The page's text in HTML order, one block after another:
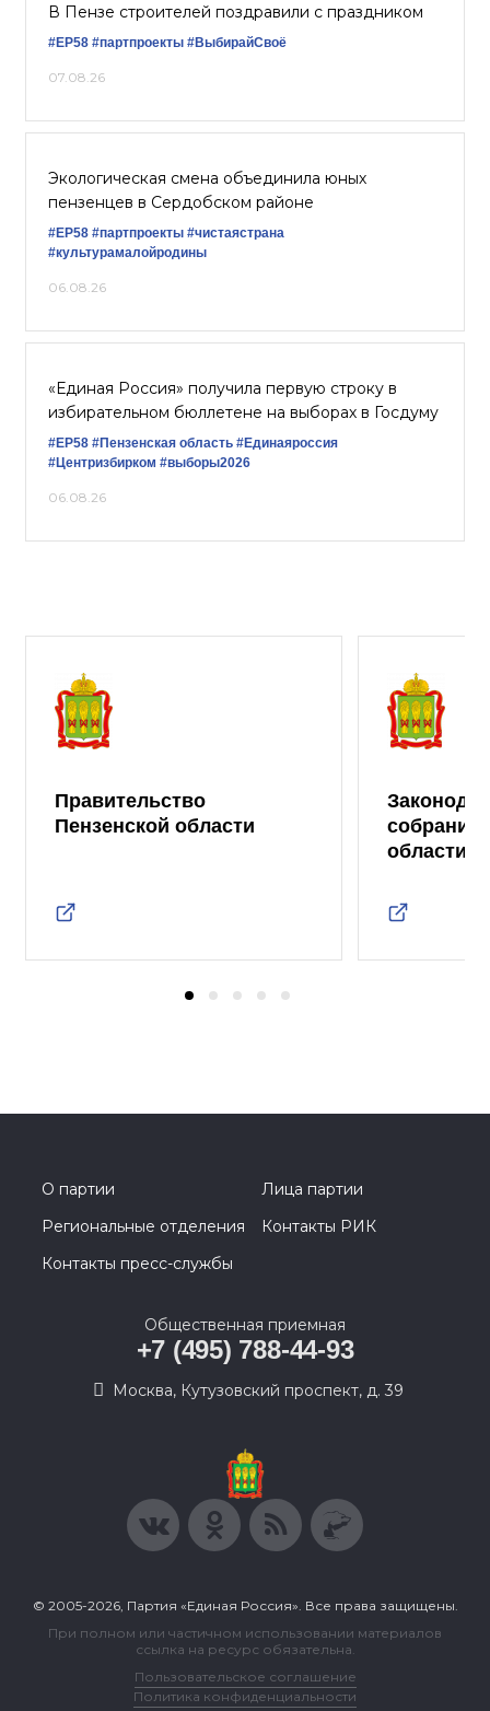
В Пензе строителей поздравили с праздником
#ЕР58 #партпроекты #ВыбирайСвоё
07.08.26
Экологическая смена объединила юных
пензенцев в Сердобском районе
#ЕР58 #партпроекты #чистаястрана
#культурамалойродины
06.08.26
«Единая Россия» получила первую строку в
избирательном бюллетене на выборах в Госдуму
#ЕР58 #Пензенская область #Единаяроссия
#Центризбирком #выборы2026
06.08.26
Правительство
Пензенской области
собрание
области
О партии
Лица партии
Региональные отделения
Контакты РИК
Контакты пресс-службы
Общественная приемная
+7 (495) 788-44-93
Москва, Кутузовский проспект, д. 39
© 2005-2026, Партия «Единая Россия». Все права защищены.
При полном или частичном использовании материалов
ссылка на ресурс обязательна.
Пользовательское соглашение
Политика конфиденциальности